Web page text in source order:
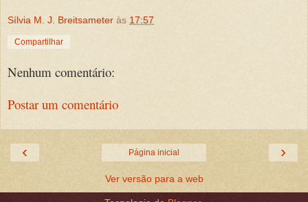
Sílvia M. J. Breitsameter às 17:57
Compartilhar
Nenhum comentário:
Postar um comentário
‹ ›
Página inicial
Ver versão para a web